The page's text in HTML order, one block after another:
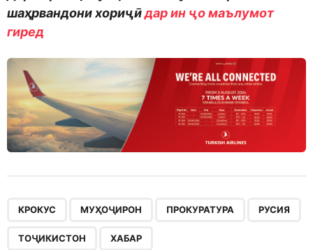
шаҳрвандони хориҷӣдар ин ҷо маълумот
гиред
КРОКУС МУҲОҶИРОН ПРОКУРАТУРА РУСИЯ
ТОҶИКИСТОН ХАБАР